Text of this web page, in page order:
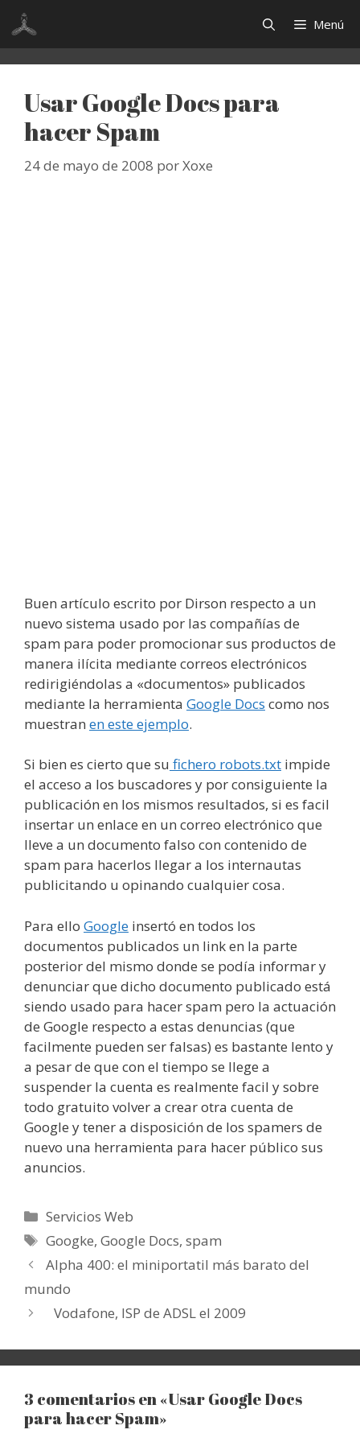
Saltar
contenido
Menú
Usar Google Docs para
hacer Spam
24 de mayo de 2008 porXoxe
Buen artículo escrito por Dirson respecto a un
nuevo sistema usado por las compañías de
spam para poder promocionar sus productos de
manera ilícita mediante correos electrónicos
redirigiéndolas a «documentos» publicados
mediante la herramienta Google Docs como nos
muestran en este ejemplo.
Si bien es cierto que su fichero robots.txt impide
el acceso a los buscadores y por consiguiente la
publicación en los mismos resultados, si es facil
insertar un enlace en un correo electrónico que
lleve a un documento falso con contenido de
spam para hacerlos llegar a los internautas
publicitando u opinando cualquier cosa.
Para ello Google insertó en todos los
documentos publicados un link en la parte
posterior del mismo donde se podía informar y
denunciar que dicho documento publicado está
siendo usado para hacer spam pero la actuación
de Google respecto a estas denuncias (que
facilmente pueden ser falsas) es bastante lento y
a pesar de que con el tiempo se llege a
suspender la cuenta es realmente facil y sobre
todo gratuito volver a crear otra cuenta de
Google y tener a disposición de los spamers de
nuevo una herramienta para hacer público sus
anuncios.
Categorías
Servicios Web
Etiquetas
Googke,Google Docs,spam
Alpha 400: el miniportatil más barato del
mundo
Vodafone, ISP de ADSL el 2009
3 comentarios en «Usar Google Docs
para hacer Spam»